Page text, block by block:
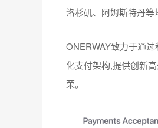
洛杉矶、阿姆斯特丹等
ONERWAY致力于通
化⽀付架构,提供创新
荣｡